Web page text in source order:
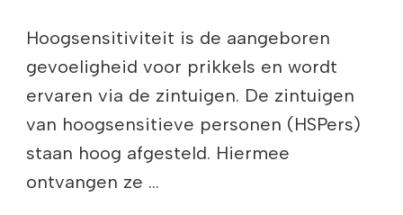
Hoogsensitiviteit is de aangeboren
gevoeligheid voor prikkels en wordt
ervaren via de zintuigen. De zintuigen
van hoogsensitieve personen (HSPers)
staan hoog afgesteld. Hiermee
ontvangen ze …